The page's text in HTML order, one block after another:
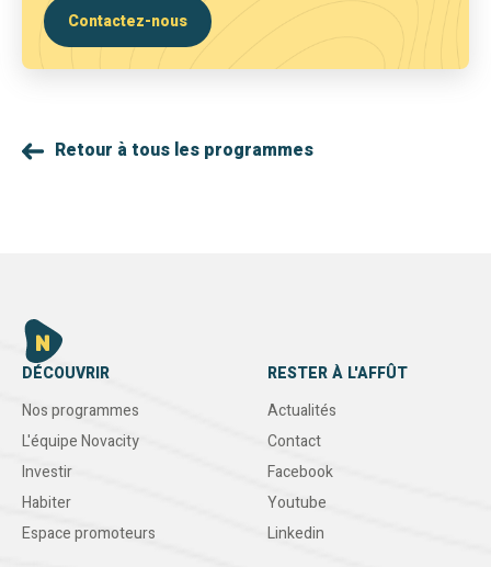
Contactez-nous
Retour à tous les programmes
DÉCOUVRIR
Nos programmes
L'équipe Novacity
Investir
Habiter
Espace promoteurs
RESTER À L'AFFÛT
Actualités
Contact
Facebook
Youtube
Linkedin